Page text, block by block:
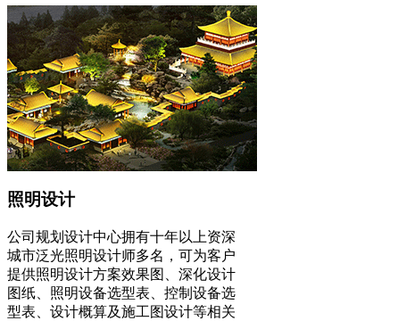
照明设计
公司规划设计中心拥有十年以上资深
城市泛光照明设计师多名，可为客户
提供照明设计方案效果图、深化设计
图纸、照明设备选型表、控制设备选
型表、设计概算及施工图设计等相关